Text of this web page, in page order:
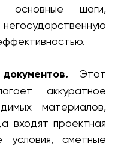
основные шаги,
Этот
аккуратное
материалов,
входят проектная
условия, сметные